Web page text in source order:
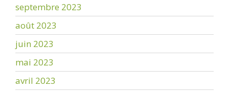
septembre 2023
août 2023
juin 2023
mai 2023
avril 2023